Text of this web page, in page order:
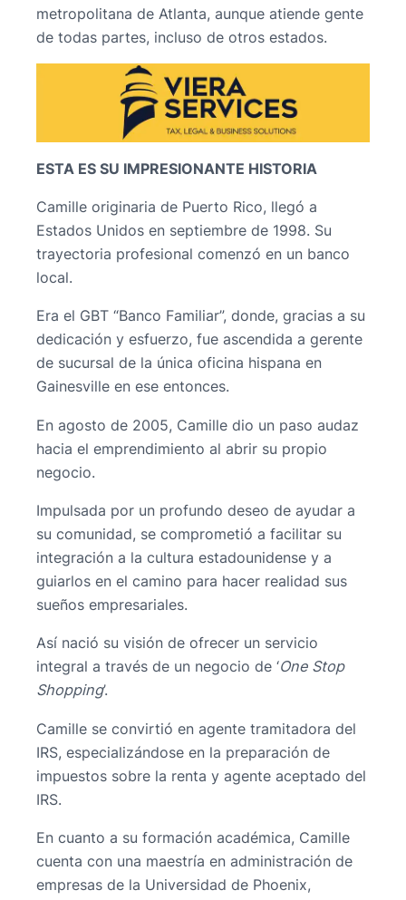
metropolitana de Atlanta, aunque atiende gente
de todas partes, incluso de otros estados.
ESTA ES SU IMPRESIONANTE HISTORIA
Camille originaria de Puerto Rico, llegó a
Estados Unidos en septiembre de 1998. Su
trayectoria profesional comenzó en un banco
local.
Era el GBT “Banco Familiar”, donde, gracias a su
dedicación y esfuerzo, fue ascendida a gerente
de sucursal de la única oficina hispana en
Gainesville en ese entonces.
En agosto de 2005, Camille dio un paso audaz
hacia el emprendimiento al abrir su propio
negocio.
Impulsada por un profundo deseo de ayudar a
su comunidad, se comprometió a facilitar su
integración a la cultura estadounidense y a
guiarlos en el camino para hacer realidad sus
sueños empresariales.
Así nació su visión de ofrecer un servicio
integral a través de un negocio de ‘One Stop
Shopping’.
Camille se convirtió en agente tramitadora del
IRS, especializándose en la preparación de
impuestos sobre la renta y agente aceptado del
IRS.
En cuanto a su formación académica, Camille
cuenta con una maestría en administración de
empresas de la Universidad de Phoenix,